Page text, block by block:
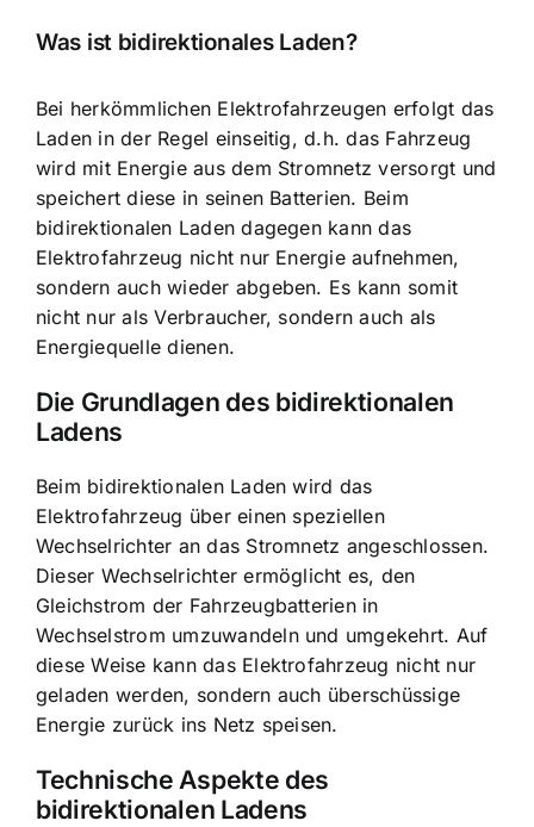
Was ist bidirektionales Laden?
Bei herkömmlichen Elektrofahrzeugen erfolgt das
Laden in der Regel einseitig, d.h. das Fahrzeug
wird mit Energie aus dem Stromnetz versorgt und
speichert diese in seinen Batterien. Beim
bidirektionalen Laden dagegen kann das
Elektrofahrzeug nicht nur Energie aufnehmen,
sondern auch wieder abgeben. Es kann somit
nicht nur als Verbraucher, sondern auch als
Energiequelle dienen.
Die Grundlagen des bidirektionalen
Ladens
Beim bidirektionalen Laden wird das
Elektrofahrzeug über einen speziellen
Wechselrichter an das Stromnetz angeschlossen.
Dieser Wechselrichter ermöglicht es, den
Gleichstrom der Fahrzeugbatterien in
Wechselstrom umzuwandeln und umgekehrt. Auf
diese Weise kann das Elektrofahrzeug nicht nur
geladen werden, sondern auch überschüssige
Energie zurück ins Netz speisen.
Technische Aspekte des
bidirektionalen Ladens